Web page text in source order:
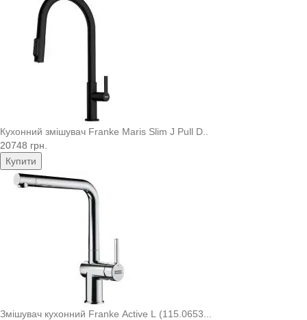
Кухонний змішувач Franke Maris Slim J Pull D..
20748 грн.
Купити
Змішувач кухонний Franke Active L (115.0653...